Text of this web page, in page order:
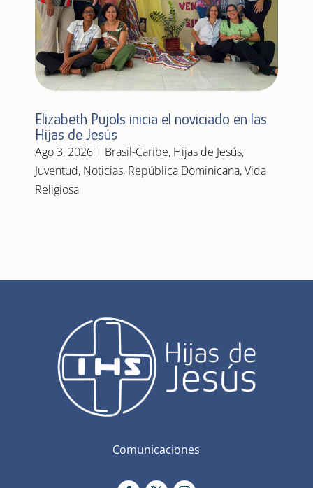
Elizabeth Pujols inicia el noviciado en las
Hijas de Jesús
Ago 3, 2026| Brasil-Caribe, Hijas de Jesús,
Juventud, Noticias, República Dominicana,Vida
Religiosa
Comunicaciones